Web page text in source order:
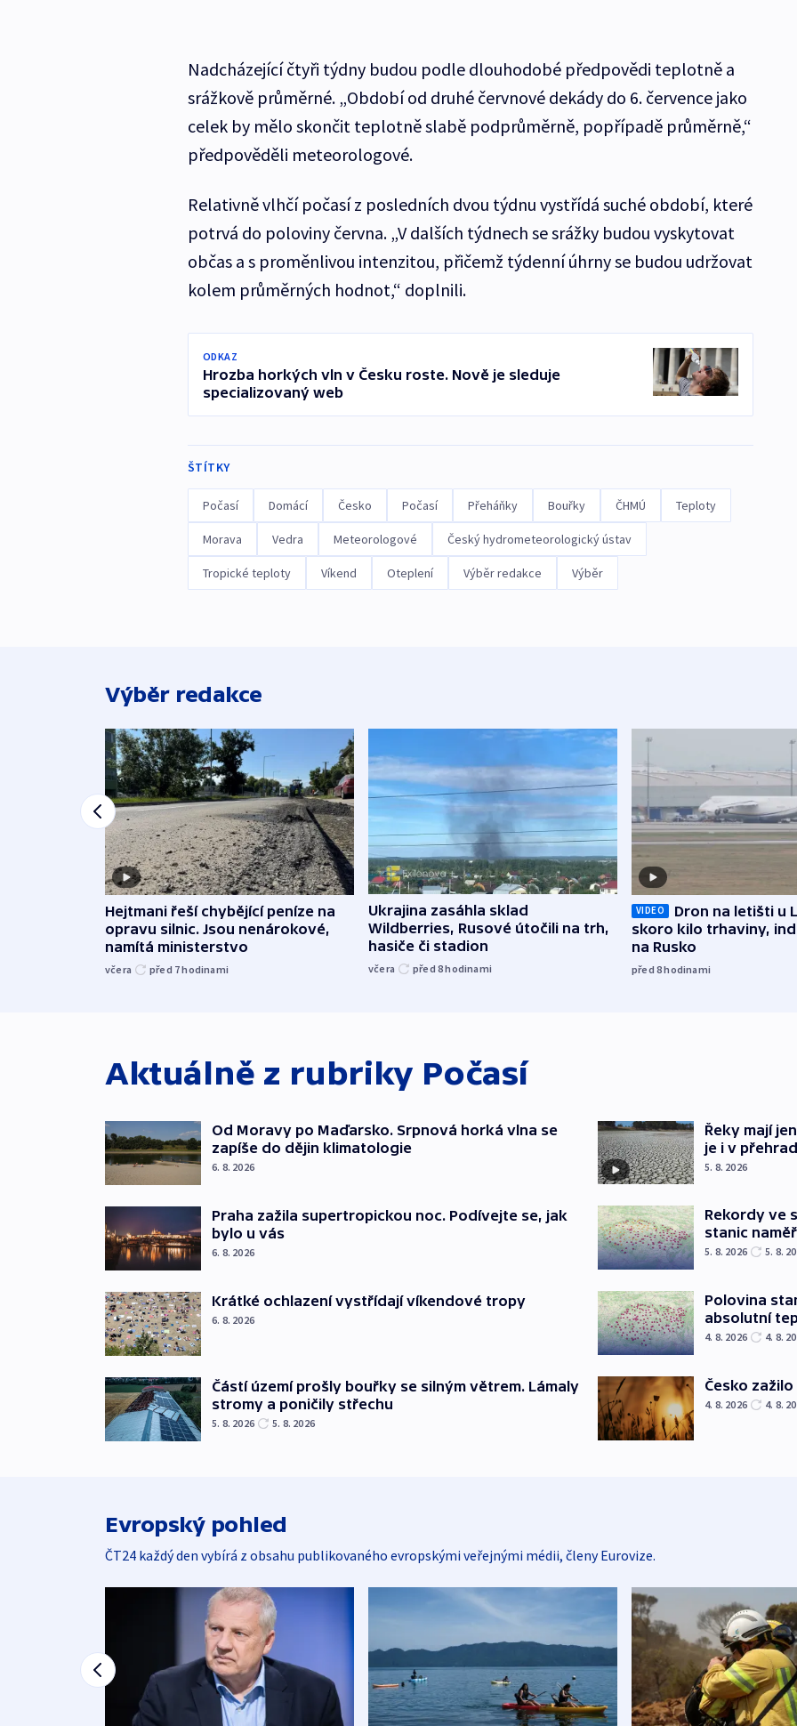
Nadcházející čtyři týdny budou podle dlouhodobé předpovědi teplotně a
srážkově průměrné. „Období od druhé červnové dekády do 6. července jako
celek by mělo skončit teplotně slabě podprůměrně, popřípadě průměrně,“
předpověděli meteorologové.
Relativně vlhčí počasí z posledních dvou týdnu vystřídá suché období, které
potrvá do poloviny června. „V dalších týdnech se srážky budou vyskytovat
občas a s proměnlivou intenzitou, přičemž týdenní úhrny se budou udržovat
kolem průměrných hodnot,“ doplnili.
ODKAZ
Hrozba horkých vln v Česku roste. Nově je sleduje
specializovaný web
ŠTÍTKY
Počasí Domácí Česko Počasí Přeháňky Bouřky ČHMÚ Teploty
Morava Vedra Meteorologové Český hydrometeorologický ústav
Tropické teploty Víkend Oteplení Výběr redakce Výběr
Výběr redakce
Hejtmani řeší chybějící peníze na
opravu silnic. Jsou nenárokové,
namítá ministerstvo
včera před 7hodinami
Ukrajina zasáhla sklad
Wildberries, Rusové útočili na trh,
hasiče či stadion
včera před 8hodinami
VIDEO
Dron na letišti u
skoro kilo trhaviny,
na Rusko
před 8hodinami
Aktuálně z rubriky Počasí
Od Moravy po Maďarsko. Srpnová horká vlna se
zapíše do dějin klimatologie
6. 8. 2026
Praha zažila supertropickou noc. Podívejte se, jak
bylo u vás
6. 8. 2026
Krátké ochlazení vystřídají víkendové tropy
6. 8. 2026
Částí území prošly bouřky se silným větrem. Lámaly
stromy a poničily střechu
5. 8. 2026 5. 8. 2026
Řeky mají
je i v
5. 8. 2026
Rekordy ve
stanic
5. 8. 2026 5. 8.
Polovina
absolutní
4. 8. 2026 4. 8.
Česko
4. 8. 2026 4. 8.
Evropský pohled
ČT24 každý den vybírá z obsahu publikovaného evropskými veřejnými médii, členy Eurovize.